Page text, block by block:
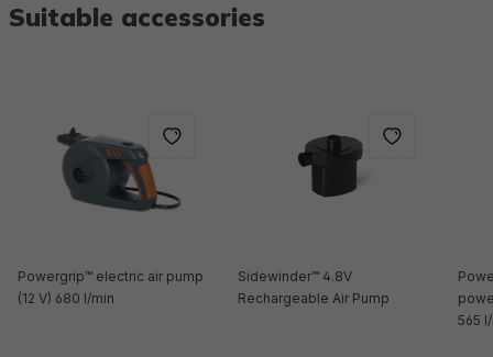
Suitable accessories
Powergrip™ electric air pump
(12 V) 680 l/min
Sidewinder™ 4.8V
Rechargeable Air Pump
565